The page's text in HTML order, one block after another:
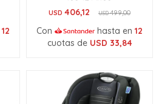
12
USD 406,12 USD499,00
Con hasta en 12
cuotas de USD 33,84